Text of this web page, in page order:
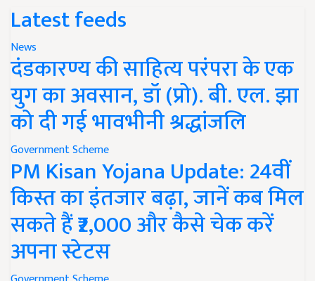
Latest feeds
News
दंडकारण्य की साहित्य परंपरा के एक
युग का अवसान, डॉ (प्रो). बी. एल. झा
को दी गई भावभीनी श्रद्धांजलि
Government Scheme
PM Kisan Yojana Update: 24वीं
किस्त का इंतजार बढ़ा, जानें कब मिल
सकते हैं ₹2,000 और कैसे चेक करें
अपना स्टेटस